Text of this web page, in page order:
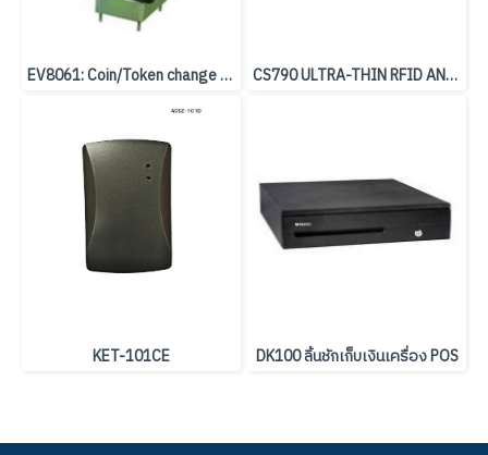
EV8061: Coin/Token change machine CS790 ULTRA-THIN RFID ANTENNA - 700x250x6 mm
KET-101CE DK100 ลิ้นชักเก็บเงินเครื่อง POS